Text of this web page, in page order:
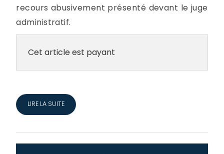
recours abusivement présenté devant le juge
administratif.
Cet article est payant
LIRE LA SUITE